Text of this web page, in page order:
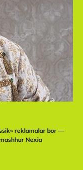
reklamalar bor —
Nexia